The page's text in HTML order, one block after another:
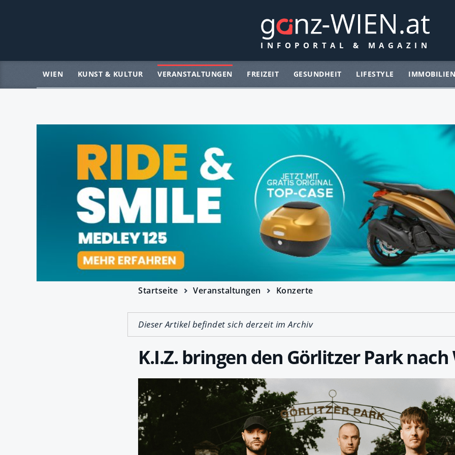
WIEN KUNST & KULTUR VERANSTALTUNGEN FREIZEIT GESUNDHEIT LIFESTYLE
Startseite Veranstaltungen Konzerte
Dieser Artikel befindet sich derzeit im Archiv
K.I.Z. bringen den Görlitzer Park nach